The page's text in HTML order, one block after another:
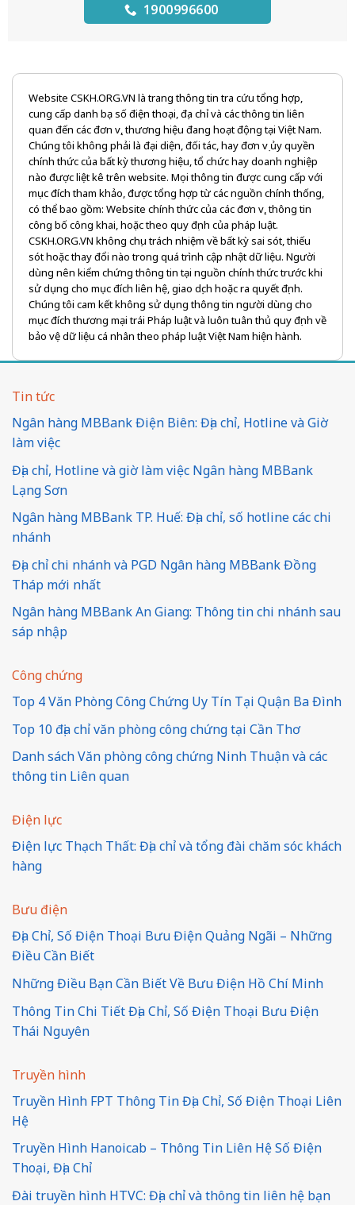
1900996600
Website CSKH.ORG.VN là trang thông tin tra cứu tổng hợp,
cung cấp danh bạ số điện thoại, địa chỉ và các thông tin liên
quan đến các đơn vị, thương hiệu đang hoạt động tại Việt Nam.
Chúng tôi không phải là đại diện, đối tác, hay đơn vị ủy quyền
chính thức của bất kỳ thương hiệu, tổ chức hay doanh nghiệp
nào được liệt kê trên website. Mọi thông tin được cung cấp với
mục đích tham khảo, được tổng hợp từ các nguồn chính thống,
có thể bao gồm: Website chính thức của các đơn vị, thông tin
công bố công khai, hoặc theo quy định của pháp luật.
CSKH.ORG.VN không chịu trách nhiệm về bất kỳ sai sót, thiếu
sót hoặc thay đổi nào trong quá trình cập nhật dữ liệu. Người
dùng nên kiểm chứng thông tin tại nguồn chính thức trước khi
sử dụng cho mục đích liên hệ, giao dịch hoặc ra quyết định.
Chúng tôi cam kết không sử dụng thông tin người dùng cho
mục đích thương mại trái Pháp luật và luôn tuân thủ quy định về
bảo vệ dữ liệu cá nhân theo pháp luật Việt Nam hiện hành.
Tin tức
Ngân hàng MBBank Điện Biên: Địa chỉ, Hotline và Giờ
làm việc
Địa chỉ, Hotline và giờ làm việc Ngân hàng MBBank
Lạng Sơn
Ngân hàng MBBank TP. Huế: Địa chỉ, số hotline các chi
nhánh
Địa chỉ chi nhánh và PGD Ngân hàng MBBank Đồng
Tháp mới nhất
Ngân hàng MBBank An Giang: Thông tin chi nhánh sau
sáp nhập
Công chứng
Top 4 Văn Phòng Công Chứng Uy Tín Tại Quận Ba Đình
Top 10 địa chỉ văn phòng công chứng tại Cần Thơ
Danh sách Văn phòng công chứng Ninh Thuận và các
thông tin Liên quan
Điện lực
Điện lực Thạch Thất: Địa chỉ và tổng đài chăm sóc khách
hàng
Bưu điện
Địa Chỉ, Số Điện Thoại Bưu Điện Quảng Ngãi – Những
Điều Cần Biết
Những Điều Bạn Cần Biết Về Bưu Điện Hồ Chí Minh
Thông Tin Chi Tiết Địa Chỉ, Số Điện Thoại Bưu Điện
Thái Nguyên
Truyền hình
Truyền Hình FPT Thông Tin Địa Chỉ, Số Điện Thoại Liên
Hệ
Truyền Hình Hanoicab – Thông Tin Liên Hệ Số Điện
Thoại, Địa Chỉ
Đài truyền hình HTVC: Địa chỉ và thông tin liên hệ bạn